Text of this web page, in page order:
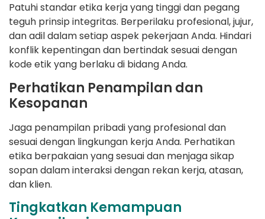
Patuhi standar etika kerja yang tinggi dan pegang
teguh prinsip integritas. Berperilaku profesional, jujur,
dan adil dalam setiap aspek pekerjaan Anda. Hindari
konflik kepentingan dan bertindak sesuai dengan
kode etik yang berlaku di bidang Anda.
Perhatikan Penampilan dan
Kesopanan
Jaga penampilan pribadi yang profesional dan
sesuai dengan lingkungan kerja Anda. Perhatikan
etika berpakaian yang sesuai dan menjaga sikap
sopan dalam interaksi dengan rekan kerja, atasan,
dan klien.
Tingkatkan Kemampuan